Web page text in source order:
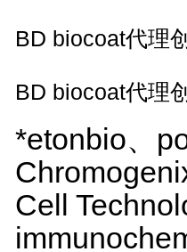
BD biocoat代理
BD biocoat代理
*etonbio、
Cell